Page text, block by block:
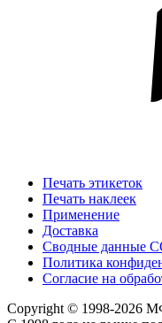
Печать этикеток
Печать наклеек
Применение
Доставка
Сводные данные
Политика
Согласие на
Copyright © 1998-2026